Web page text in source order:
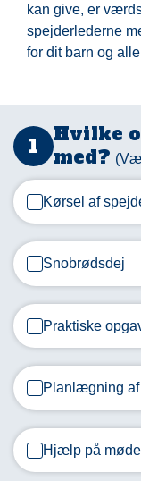
kan give, er
spejderlederne
for dit barn og
Tusinde
tak,
Spejderne
Cort
Adeler
Gruppe
er
rigtig
Hvilke
med?
Kørsel af
Snobrødsdej
Praktiske
Planlægning af
Hjælp på